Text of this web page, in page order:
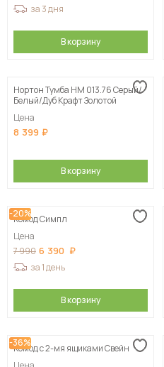
за 3 дня
В корзину
Нортон Тумба НМ 013.76 Серый/
Белый/Дуб Крафт Золотой
Цена
8 399
В корзину
-20%
Комод Симпл
Цена
7 990 6 390
за 1 день
В корзину
-36%
Комод с 2-мя ящиками Свейн